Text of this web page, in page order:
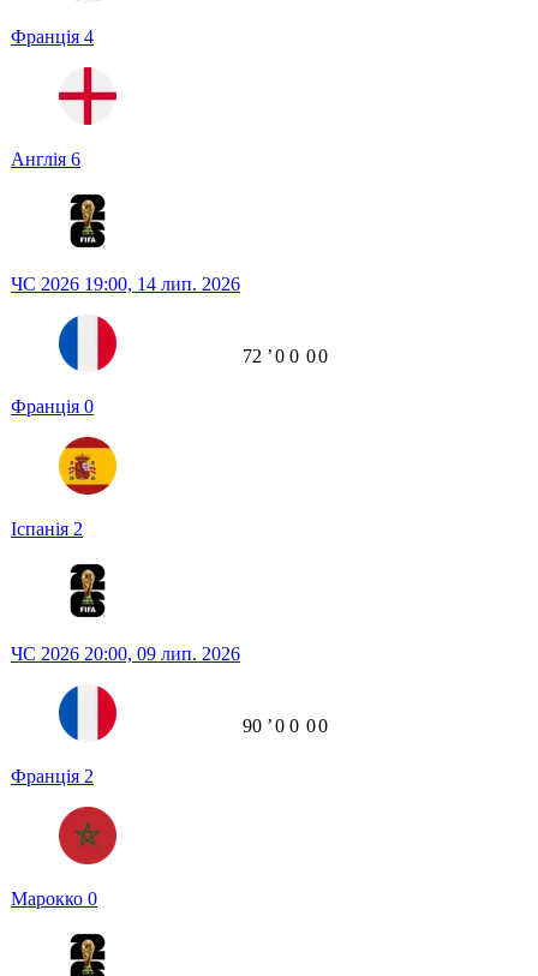
Франція 4
Англія 6
ЧС 2026 19:00, 14 лип. 2026
Франція 0
Іспанія 2
72 ʼ0 0 00
ЧС 2026 20:00, 09 лип. 2026
Франція 2
Марокко 0
90 ʼ0 0 00